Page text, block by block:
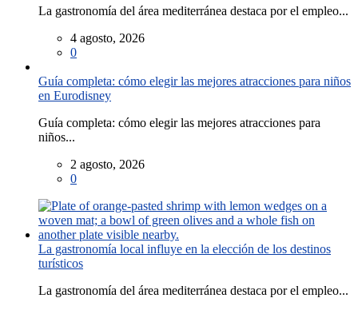
La gastronomía del área mediterránea destaca por el empleo...
4 agosto, 2026
0
Guía completa: cómo elegir las mejores atracciones para niños
en Eurodisney
Guía completa: cómo elegir las mejores atracciones para
niños...
2 agosto, 2026
0
La gastronomía local influye en la elección de los destinos
turísticos
La gastronomía del área mediterránea destaca por el empleo...